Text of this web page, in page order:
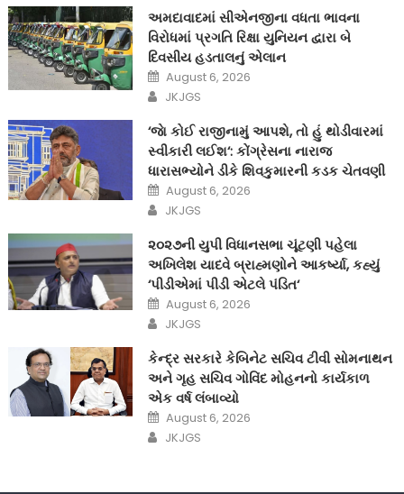
અમદાવાદમાં સીએનજીના વધતા ભાવના
વિરોધમાં પ્રગતિ રિક્ષા યુનિયન દ્વારા બે
દિવસીય હડતાલનું એલાન
Posted
on
August 6, 2026
Author
JKJGS
‘જાે કોઈ રાજીનામું આપશે, તો હું થોડીવારમાં
સ્વીકારી લઈશ‘: કોંગ્રેસના નારાજ
ધારાસભ્યોને ડીકે શિવકુમારની કડક ચેતવણી
Posted
on
August 6, 2026
Author
JKJGS
૨૦૨૭ની યુપી વિધાનસભા ચૂંટણી પહેલા
અખિલેશ યાદવે બ્રાહ્મણોને આકર્ષ્યા, કહ્યું
‘પીડીએમાં પીડી એટલે પંડિત‘
Posted
on
August 6, 2026
Author
JKJGS
કેન્દ્ર સરકારે કેબિનેટ સચિવ ટીવી સોમનાથન
અને ગૃહ સચિવ ગોવિંદ મોહનનો કાર્યકાળ
એક વર્ષ લંબાવ્યો
Posted
on
August 6, 2026
Author
JKJGS